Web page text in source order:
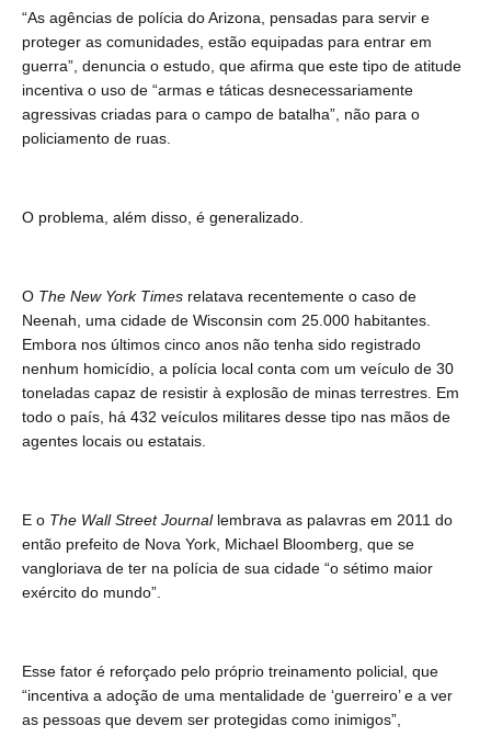
“As agências de polícia do Arizona, pensadas para servir e
proteger as comunidades, estão equipadas para entrar em
guerra”, denuncia o estudo, que afirma que este tipo de atitude
incentiva o uso de “armas e táticas desnecessariamente
agressivas criadas para o campo de batalha”, não para o
policiamento de ruas.
O problema, além disso, é generalizado.
O The New York Times relatava recentemente o caso de
Neenah, uma cidade de Wisconsin com 25.000 habitantes.
Embora nos últimos cinco anos não tenha sido registrado
nenhum homicídio, a polícia local conta com um veículo de 30
toneladas capaz de resistir à explosão de minas terrestres. Em
todo o país, há 432 veículos militares desse tipo nas mãos de
agentes locais ou estatais.
E o The Wall Street Journallembrava as palavras em 2011 do
então prefeito de Nova York, Michael Bloomberg, que se
vangloriava de ter na polícia de sua cidade “o sétimo maior
exército do mundo”.
Esse fator é reforçado pelo próprio treinamento policial, que
“incentiva a adoção de uma mentalidade de ‘guerreiro’ e a ver
as pessoas que devem ser protegidas como inimigos”,